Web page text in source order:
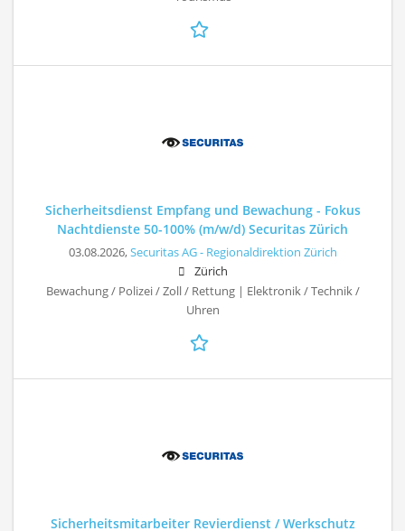
Sicherheitsdienst Empfang und Bewachung - Fokus
Nachtdienste 50-100% (m/w/d) Securitas Zürich
03.08.2026,Securitas AG - Regionaldirektion Zürich
Zürich
Bewachung / Polizei / Zoll / Rettung | Elektronik / Technik /
Uhren
Sicherheitsmitarbeiter Revierdienst / Werkschutz